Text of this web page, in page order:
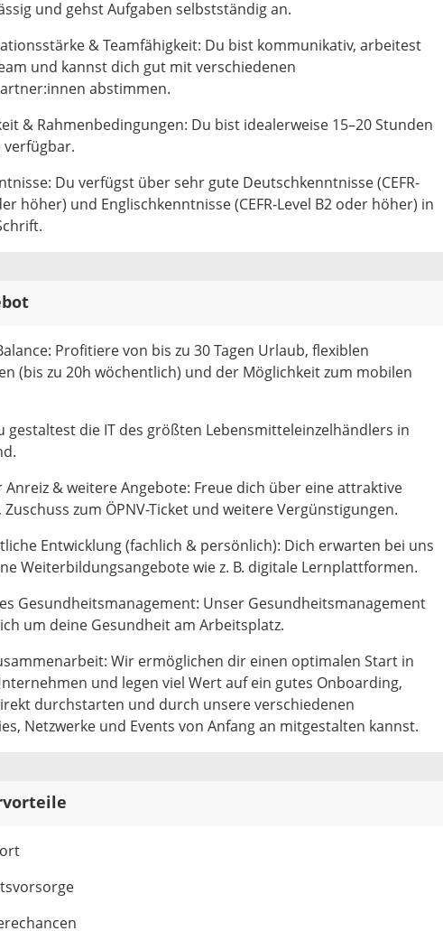
und gehst Aufgaben selbstständig an.
& Teamfähigkeit: Du bist kommunikativ, arbeitest
und kannst dich gut mit verschiedenen
abstimmen.
& Rahmenbedingungen: Du bist idealerweise 15–20 Stunden
verfügbar.
Du verfügst über sehr gute Deutschkenntnisse (CEFR-
höher) und Englischkenntnisse (CEFR-Level B2 oder höher) in
Profitiere von bis zu 30 Tagen Urlaub, flexiblen
(bis zu 20h wöchentlich) und der Möglichkeit zum mobilen
gestaltest die IT des größten Lebensmitteleinzelhändlers in
Anreiz & weitere Angebote: Freue dich über eine attraktive
zum ÖPNV-Ticket und weitere Vergünstigungen.
Entwicklung (fachlich & persönlich): Dich erwarten bei uns
Weiterbildungsangebote wie z. B. digitale Lernplattformen.
Gesundheitsmanagement: Unser Gesundheitsmanagement
um deine Gesundheit am Arbeitsplatz.
Wir ermöglichen dir einen optimalen Start in
und legen viel Wert auf ein gutes Onboarding,
durchstarten und durch unsere verschiedenen
Netzwerke und Events von Anfang an mitgestalten kannst.